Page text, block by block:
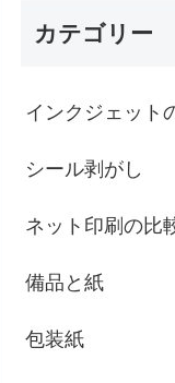
カテゴリー
インクジェット
シール剥がし
ネット印刷の比
備品と紙
包装紙